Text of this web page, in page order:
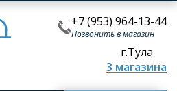
+7 (953) 964-13-44
Позвонить в магазин
г.Тула
3 магазина